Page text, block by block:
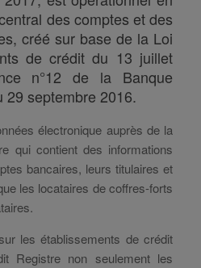
des comptes et des
créé sur base de la Loi
de crédit du 13 juillet
n°12 de la Banque
29 septembre 2016.
électronique auprès de la
qui contient des informations
bancaires, leurs titulaires et
les locataires de coffres-forts
les établissements de crédit
Registre non seulement les